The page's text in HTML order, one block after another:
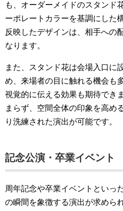
も、オーダーメイドのスタンド
ーポレートカラーを基調にした
反映したデザインは、相手への
なります。
また、スタンド花は会場入口に
め、来場者の目に触れる機会も
視覚的に伝える効果も期待でき
まらず、空間全体の印象を高め
り洗練された演出が可能です。
記念公演・卒業イベント
周年記念や卒業イベントといっ
の瞬間を象徴する演出が求めら